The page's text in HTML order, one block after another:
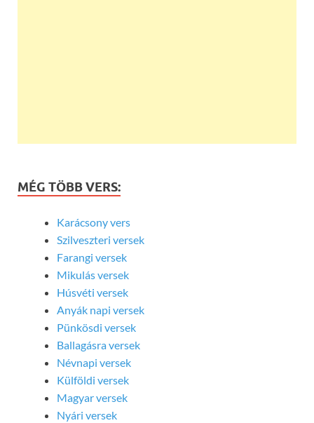
MÉG TÖBB VERS:
Karácsony vers
Szilveszteri versek
Farangi versek
Mikulás versek
Húsvéti versek
Anyák napi versek
Pünkösdi versek
Ballagásra versek
Névnapi versek
Külföldi versek
Magyar versek
Nyári versek